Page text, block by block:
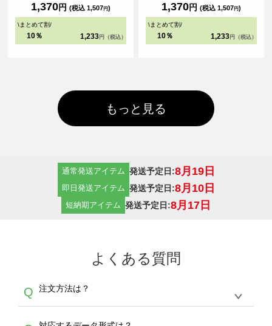
1,370円 (税込 1,507円)
\まとめて割/
10％ 1,233 円（税込）
1,370円 (税込 1,507円)
\まとめて割/
10％ 1,233 円（税込）
もっと見る
通常発送アイテム 発送予定日:8月19日
即日発送アイテム 発送予定日:8月10日
短納期アイテム 発送予定日:8月17日
よくある質問
Q 注文方法は？